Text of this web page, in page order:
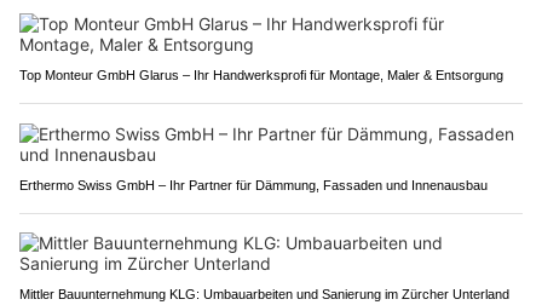
Top Monteur GmbH Glarus – Ihr Handwerksprofi für Montage, Maler & Entsorgung
Erthermo Swiss GmbH – Ihr Partner für Dämmung, Fassaden und Innenausbau
Mittler Bauunternehmung KLG: Umbauarbeiten und Sanierung im Zürcher Unterland